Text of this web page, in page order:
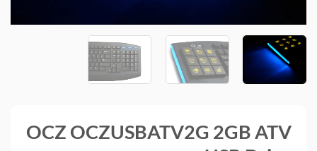
OCZ OCZUSBATV2G 2GB ATV